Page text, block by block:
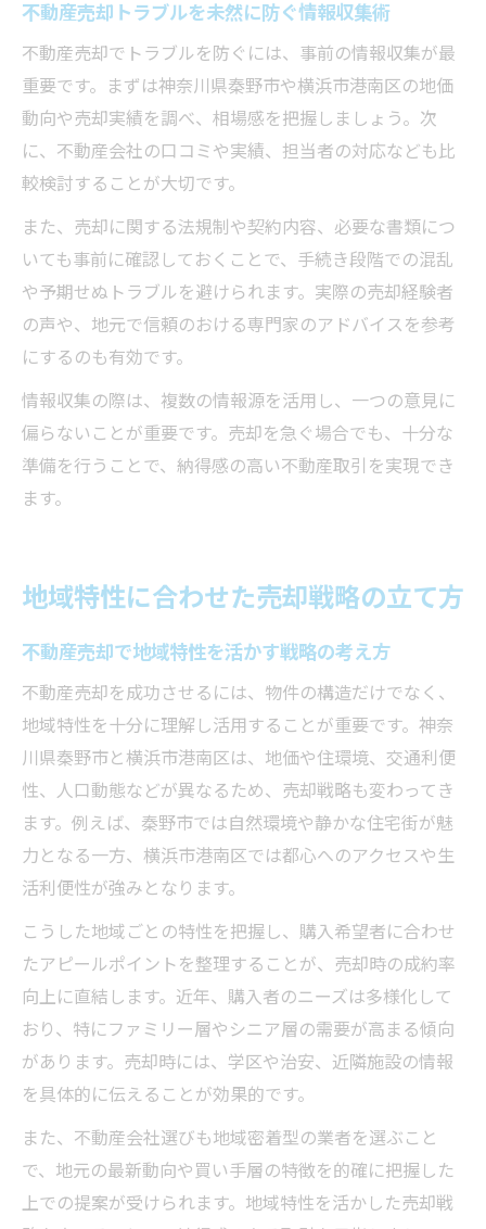
不動産売却トラブルを未然に防ぐ情報収集術
不動産売却でトラブルを防ぐには、事前の情報収集が最
重要です。まずは神奈川県秦野市や横浜市港南区の地価
動向や売却実績を調べ、相場感を把握しましょう。次
に、不動産会社の口コミや実績、担当者の対応なども比
較検討することが大切です。
また、売却に関する法規制や契約内容、必要な書類につ
いても事前に確認しておくことで、手続き段階での混乱
や予期せぬトラブルを避けられます。実際の売却経験者
の声や、地元で信頼のおける専門家のアドバイスを参考
にするのも有効です。
情報収集の際は、複数の情報源を活用し、一つの意見に
偏らないことが重要です。売却を急ぐ場合でも、十分な
準備を行うことで、納得感の高い不動産取引を実現でき
ます。
地域特性に合わせた売却戦略の立て方
不動産売却で地域特性を活かす戦略の考え方
不動産売却を成功させるには、物件の構造だけでなく、
地域特性を十分に理解し活用することが重要です。神奈
川県秦野市と横浜市港南区は、地価や住環境、交通利便
性、人口動態などが異なるため、売却戦略も変わってき
ます。例えば、秦野市では自然環境や静かな住宅街が魅
力となる一方、横浜市港南区では都心へのアクセスや生
活利便性が強みとなります。
こうした地域ごとの特性を把握し、購入希望者に合わせ
たアピールポイントを整理することが、売却時の成約率
向上に直結します。近年、購入者のニーズは多様化して
おり、特にファミリー層やシニア層の需要が高まる傾向
があります。売却時には、学区や治安、近隣施設の情報
を具体的に伝えることが効果的です。
また、不動産会社選びも地域密着型の業者を選ぶこと
で、地元の最新動向や買い手層の特徴を的確に把握した
上での提案が受けられます。地域特性を活かした売却戦